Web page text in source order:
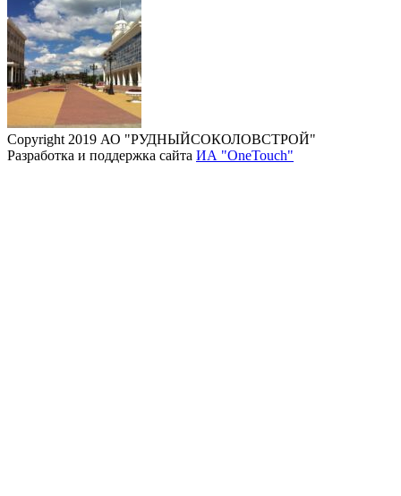
Copyright 2019 АО "РУДНЫЙСОКОЛОВСТРОЙ"
Разработка и поддержка сайта ИА "OneTouch"